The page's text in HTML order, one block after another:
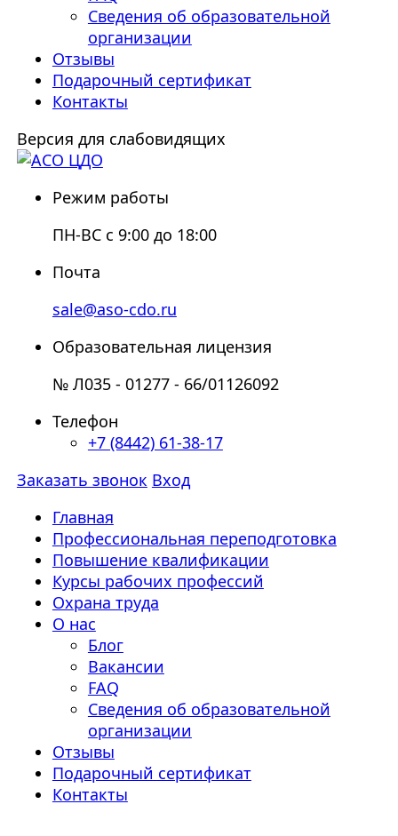
Сведения об образовательной
организации
Отзывы
Подарочный сертификат
Контакты
Версия для слабовидящих
Режим работы
ПН-ВС с 9:00 до 18:00
Почта
sale@aso-cdo.ru
Образовательная лицензия
№ Л035 - 01277 - 66/01126092
Телефон
+7 (8442) 61-38-17
Заказать звонок Вход
Главная
Профессиональная переподготовка
Повышение квалификации
Курсы рабочих профессий
Охрана труда
О нас
Блог
Вакансии
FAQ
Сведения об образовательной
организации
Отзывы
Подарочный сертификат
Контакты